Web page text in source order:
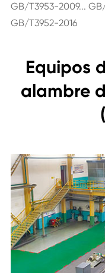
GB/T3953-2009...
GB/T3952-2016
Equipos
alambre